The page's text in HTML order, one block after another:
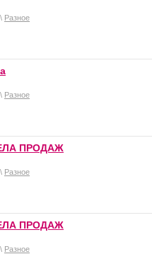
\ Разное
\ Разное
ПРОДАЖ
\ Разное
ПРОДАЖ
\ Разное